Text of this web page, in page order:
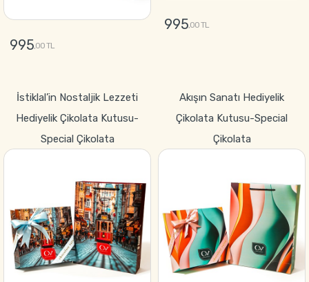
995,00 TL
995,00 TL
İstiklal’in Nostaljik Lezzeti
Hediyelik Çikolata Kutusu-
Special Çikolata
Akışın Sanatı Hediyelik
Çikolata Kutusu-Special
Çikolata